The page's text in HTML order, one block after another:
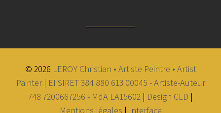
© 2026 LEROY Christian • Artiste Peintre • Artist
Painter | EI SIRET 384 880 613 00045 - Artiste-Auteur
748 7200667256 - MdA LA15602 | Design CLD |
Mentions légales | Interface